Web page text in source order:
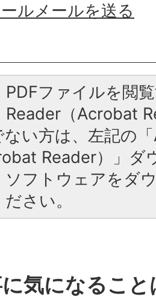
ルメールを送る
PDFファイルを閲
Reader（Acrobat
い方は、左記の
Reader）」ダ
ソフトウェアをダ
さい。
気になるこ